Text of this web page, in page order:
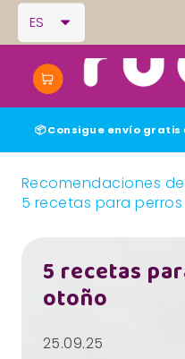
ES
📦 Consigue envío gratis
Recomendaciones
5 recetas para
5 recetas
otoño
25.09.25